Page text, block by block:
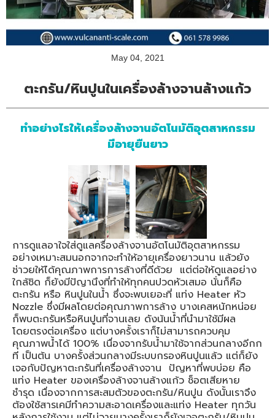
May 04, 2021
ตะกรัน/หินปูนในเครื่องล้างจานล้างแก้ว​
ทำอย่างไรให้เครื่องล้างจานอัตโนมัติอุตสาหกรรม
มีอายุยืนยาว
การดูแลอาใจใส่ดูแลครื่องล้างจานอัตโนมัติอุตสาหกรรม
อย่างเหมาะสมนอกจากจะทำให้อายุเครื่องยาวนาน แล้วยัง
ช่าวยให้ได้คุณภาพการการล้างที่ดีด้วย แต่ต่อให้ดูแลอย่าง
ใกล้ชิด ก็ยังมีปัญานึงที่ทำให้ทุกคนปวดหัวเสมอ นั่นก็คือ
ตะกรัน หรือ หินปูนในน้ำ ซึ่งจะพบเยอะที่ แท่ง Heater หัว
Nozzle ซึ่งมีผลโดยต่อคุณภาพการล้าง บางเคสหนักหน่อย
ก็พบตะกรันหรือหินปูนที่จานเลย ดังน้นน้ำที่นำมาใช้มีผล
โดยตรงต่อเครื่อง แต่บางครั้งเราก็ไม่สามารถควบคุม
คุณภาพน้ำได้ 100% เนื่องจากรับน้ำมาใช้จากส่วนกลางอีกก
ที เป็นต้น บางครั้งส่วนกลางมีระบบกรองหินปูนแล้ว แต่ก็ยัง
เจอกับปัญหาตะกรันที่เครื่องล้างจาน ปัญหาที่พบบ่อย คือ
แท่ง Heater ของเครื่องล้างจานล้างแก้ว ช็อตเสียหาย
ชำรุด เนื่องจากการสะสมตัวของตะกรัน/หินปูน ดังนั้นเราจึง
ต้องใช้สารเคมีทำความสะอาดเครื่องและแท่ง Heater ทุกวัน